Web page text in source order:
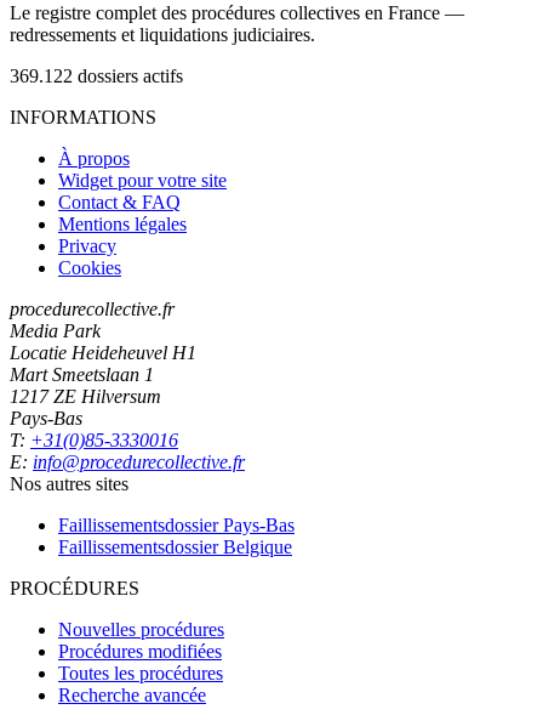
Le registre complet des procédures collectives en France —
redressements et liquidations judiciaires.
369.122 dossiers actifs
INFORMATIONS
À propos
Widget pour votre site
Contact & FAQ
Mentions légales
Privacy
Cookies
procedurecollective.fr
Media Park
Locatie Heideheuvel H1
Mart Smeetslaan 1
1217 ZE Hilversum
Pays-Bas
T: +31(0)85-3330016
E: info@procedurecollective.fr
Nos autres sites
Faillissementsdossier Pays-Bas
Faillissementsdossier Belgique
PROCÉDURES
Nouvelles procédures
Procédures modifiées
Toutes les procédures
Recherche avancée